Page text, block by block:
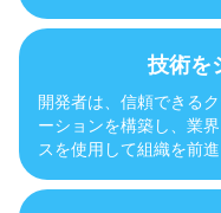
技術を
開発者は、信頼できる
ーションを構築し、業
スを使用して組織を前進